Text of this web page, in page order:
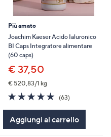
Più amato
Joachim Kaeser Acido Ialuronico
BI Caps Integratore alimentare
(60 caps)
€ 37,50
€ 520,83/1 kg
4.8
of
Stars
(63)63
Aggiungi al carrello